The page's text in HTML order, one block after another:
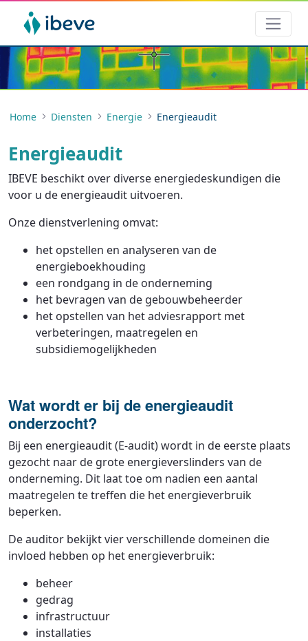
Home Diensten Energie Energieaudit
Energieaudit
IBEVE beschikt over diverse energiedeskundigen die
voor u de energieaudit uitvoeren.
Onze dienstverlening omvat:
het opstellen en analyseren van de
energieboekhouding
een rondgang in de onderneming
het bevragen van de gebouwbeheerder
het opstellen van het adviesrapport met
verbeteringen, maatregelen en
subsidiemogelijkheden
Wat wordt er bij de energieaudit
onderzocht?
Bij een energieaudit (E-audit) wordt in de eerste plaats
gezocht naar de grote energieverslinders van de
onderneming. Dit laat toe om nadien een aantal
maatregelen te treffen die het energieverbruik
beperken.
De auditor bekijkt vier verschillende domeinen die
invloed hebben op het energieverbruik:
beheer
gedrag
infrastructuur
installaties